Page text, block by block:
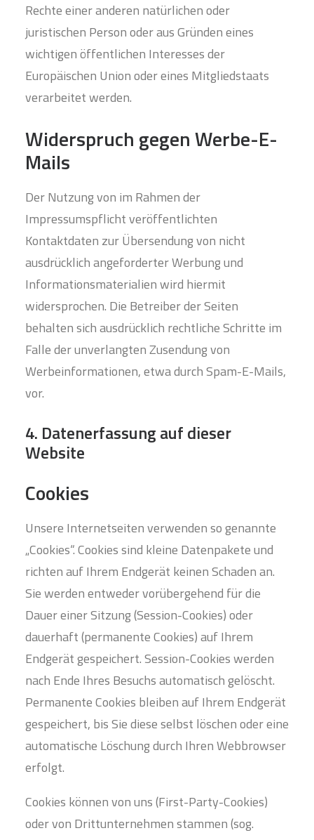
Rechte einer anderen natürlichen oder
juristischen Person oder aus Gründen eines
wichtigen öffentlichen Interesses der
Europäischen Union oder eines Mitgliedstaats
verarbeitet werden.
Widerspruch gegen Werbe-E-
Mails
Der Nutzung von im Rahmen der
Impressumspflicht veröffentlichten
Kontaktdaten zur Übersendung von nicht
ausdrücklich angeforderter Werbung und
Informationsmaterialien wird hiermit
widersprochen. Die Betreiber der Seiten
behalten sich ausdrücklich rechtliche Schritte im
Falle der unverlangten Zusendung von
Werbeinformationen, etwa durch Spam-E-Mails,
vor.
4. Datenerfassung auf dieser
Website
Cookies
Unsere Internetseiten verwenden so genannte
„Cookies“. Cookies sind kleine Datenpakete und
richten auf Ihrem Endgerät keinen Schaden an.
Sie werden entweder vorübergehend für die
Dauer einer Sitzung (Session-Cookies) oder
dauerhaft (permanente Cookies) auf Ihrem
Endgerät gespeichert. Session-Cookies werden
nach Ende Ihres Besuchs automatisch gelöscht.
Permanente Cookies bleiben auf Ihrem Endgerät
gespeichert, bis Sie diese selbst löschen oder eine
automatische Löschung durch Ihren Webbrowser
erfolgt.
Cookies können von uns (First-Party-Cookies)
oder von Drittunternehmen stammen (sog.